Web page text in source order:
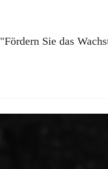
"Fördern Sie das